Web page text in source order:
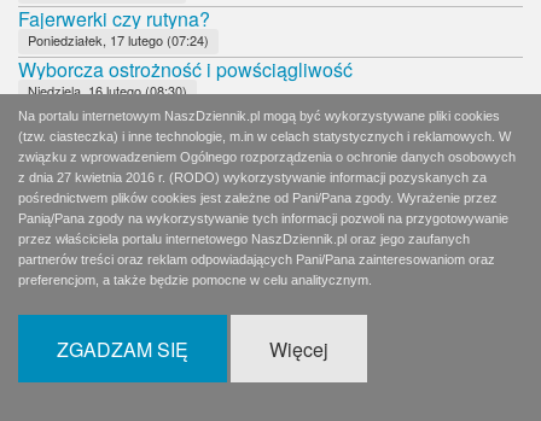
Fajerwerki czy rutyna?
Poniedziałek, 17 lutego (07:24)
Wyborcza ostrożność i powściągliwość
Niedziela, 16 lutego (08:30)
Karygodne niedopatrzenie ochrony Prezydenta RP
Sobota, 15 lutego (12:21)
Nie ma żadnego centrum
Piątek, 14 lutego (08:07)
Biedroniowi nie wadzą ludobójcy
Czwartek, 13 lutego (08:11)
Należy oprzeć polityczną siłę na osobistej godności
Środa, 12 lutego (08:07)
Papieski tort zamiast kremówki
Wtorek, 11 lutego (06:32)
Na portalu internetowym NaszDziennik.pl mogą być wykorzystywane pliki cookies
(tzw. ciasteczka) i inne technologie, m.in w celach statystycznych i reklamowych. W
związku z wprowadzeniem Ogólnego rozporządzenia o ochronie danych osobowych
z dnia 27 kwietnia 2016 r. (RODO) wykorzystywanie informacji pozyskanych za
pośrednictwem plików cookies jest zależne od Pani/Pana zgody. Wyrażenie przez
Panią/Pana zgody na wykorzystywanie tych informacji pozwoli na przygotowywanie
przez właściciela portalu internetowego NaszDziennik.pl oraz jego zaufanych
partnerów treści oraz reklam odpowiadających Pani/Pana zainteresowaniom oraz
preferencjom, a także będzie pomocne w celu analitycznym.
ZGADZAM SIĘ Więcej